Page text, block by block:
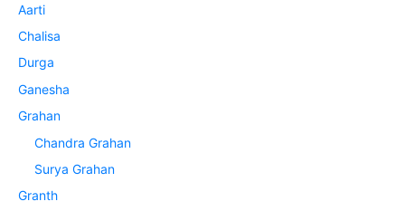
Aarti
Chalisa
Durga
Ganesha
Grahan
Chandra Grahan
Surya Grahan
Granth